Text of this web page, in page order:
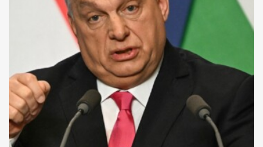
Egyre nagyobbak a félárván
maradt hajdúszoboszlói
hármas ikrek...